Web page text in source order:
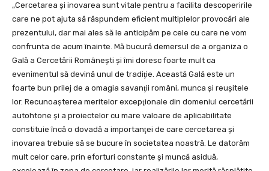
„Cercetarea şi inovarea sunt vitale pentru a facilita descoperirile
care ne pot ajuta să răspundem eficient multiplelor provocări ale
prezentului, dar mai ales să le anticipăm pe cele cu care ne vom
confrunta de acum înainte. Mă bucură demersul de a organiza o
Gală a Cercetării Româneşti şi îmi doresc foarte mult ca
evenimentul să devină unul de tradiţie. Această Gală este un
foarte bun prilej de a omagia savanţii români, munca şi reuşitele
lor. Recunoaşterea meritelor excepţionale din domeniul cercetării
autohtone şi a proiectelor cu mare valoare de aplicabilitate
constituie încă o dovadă a importanţei de care cercetarea şi
inovarea trebuie să se bucure în societatea noastră. Le datorăm
mult celor care, prin eforturi constante şi muncă asiduă,